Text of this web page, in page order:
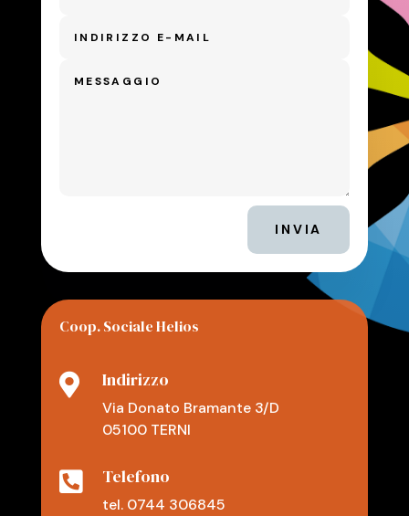
INVIA
Coop. Sociale Helios
 Indirizzo
Via Donato Bramante 3/D
05100 TERNI
 Telefono
tel. 0744 306845